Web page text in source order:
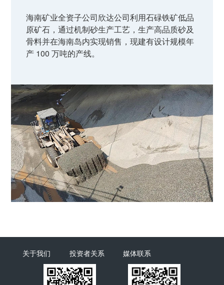
海南矿业全资子公司欣达公司利用石碌铁矿低品
原矿石，通过机制砂生产工艺，生产高品质砂及
骨料并在海南岛内实现销售，现建有设计规模年
产 100 万吨的产线。
关于我们 投资者关系 媒体联系